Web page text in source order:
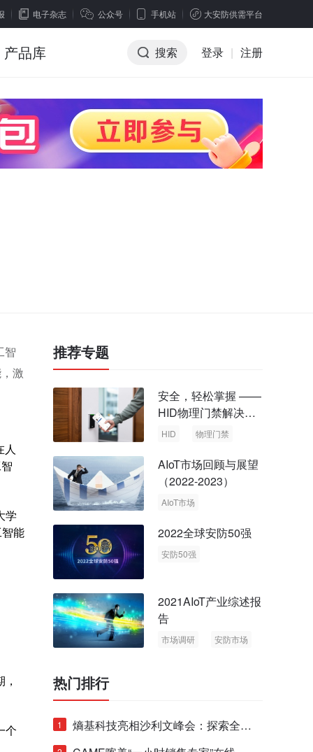
电子杂志 公众号 手机站 大安防供需平台
产品库 搜索 登录 | 注册
智
激
人
学
能
个
推荐专题
安全，轻松掌握 ——
HID物理门禁解决方
案，启动智慧安全新
HID 物理门禁
AIoT市场回顾与展望
（2022-2023）
AIoT市场
2022全球安防50强
安防50强
2021AIoT产业综述报
告
市场调研
安防市场
热门排行
1
熵基科技亮相沙利文峰会：探索全栈